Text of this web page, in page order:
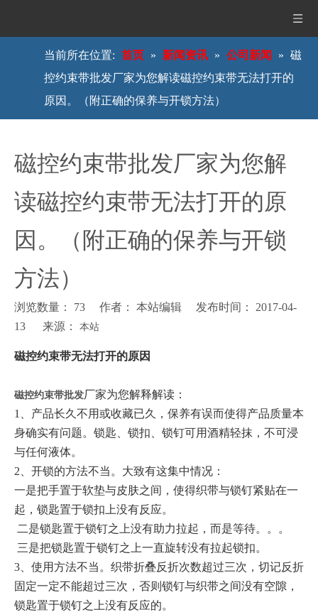
当前所在位置: 首页 » 新闻资讯 » 公司新闻 » 磁
控约束带批发厂家为您解读磁控约束带无法打开的
原因。（附正确的保养与开锁方法）
磁控约束带批发厂家为您解
读磁控约束带无法打开的原
因。（附正确的保养与开锁
方法）
浏览数量： 73 作者： 本站编辑 发布时间： 2017-04-
13 来源： 本站
["wechat","weibo","qzone","douban","email"]
磁控约束带无法打开的原因
磁控约束带批发厂家为您解释解读：
1、产品长久不用或收藏已久，保养有误而使得产品质量本
身确实有问题。锁匙、锁扣、锁钉可用酒精轻抹，不可浸
与任何液体。
2、开锁的方法不当。大致有这集中情况：
一是把手置于软垫与皮肤之间，使得织带与锁钉紧贴在一
起，锁匙置于锁扣上没有反应。
二是锁匙置于锁钉之上没有助力拉起，而是等待。。。
三是把锁匙置于锁钉之上一直旋转没有拉起锁扣。
3、使用方法不当。织带折叠反折次数超过三次，切记反折
固定一定不能超过三次，否则锁钉与织带之间没有空隙，
锁匙置于锁钉之上没有反应的。